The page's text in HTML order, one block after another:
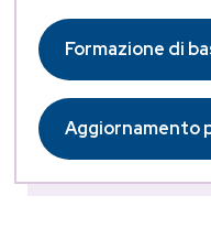
Formazione di
Aggiornamento